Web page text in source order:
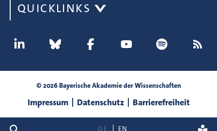
Suche DE EN
QUICKLINKS
© 2026 Bayerische Akademie der Wissenschaften
Impressum Datenschutz Barrierefreiheit